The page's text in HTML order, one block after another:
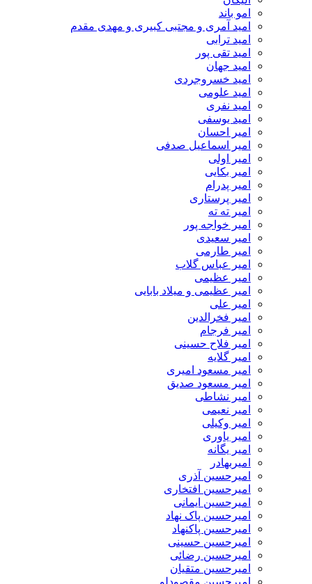
امو باند
امید آمری و مجتبی کبیری و مهدى مقدم
امید ترابی
امید تقی پور
امید جهان
امید خسروجردی
امید علومی
امید نفری
امید یوسفی
امیر احسان
امیر اسماعیل صدفی
امیر اولی
امیر بکایی
امیر پدرام
امیر پرستاری
امیر ته ته
امیر خواجه پور
امیر سعیدی
امیر طارمی
امیر عباس گلاب
امیر عظیمی
امیر عظیمی و میلاد بابایی
امیر علی
امیر فخرالدین
امیر فرجام
امیر فلاح حسینی
امیر گلایه
امیر مسعود امیری
امیر مسعود صدیق
امیر نشاطی
امیر نعیمی
امیر وکیلی
امیر یاوری
امیر یگانه
امیربهادر
امیرحسین آذری
امیرحسین افتخاری
امیرحسین ایمانی
امیرحسین پاک نهاد
امیرحسین پاکنهاد
امیرحسین حسینی
امیرحسین رضائی
امیرحسین متقیان